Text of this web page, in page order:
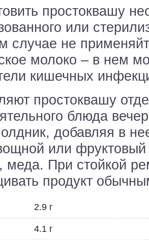
простоквашу
или
случае не
молоко – в нем
кишечных
простоквашу
блюда
добавляя в
или фруктовый
меда. При стойкой
продукт
2.9 г
4.1 г